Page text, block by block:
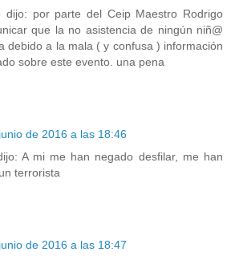
dijo: por parte del Ceip Maestro Rodrigo
que la no asistencia de ningún niñ@
debido a la mala ( y confusa ) información
sobre este evento. una pena
de 2016 a las 18:46
A mi me han negado desfilar, me han
terrorista
de 2016 a las 18:47